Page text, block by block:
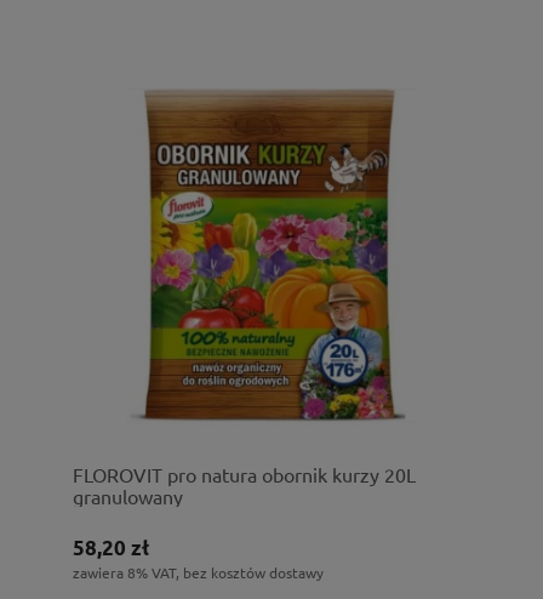
FLOROVIT pro natura obornik kurzy 20L
granulowany
58,20 zł
zawiera 8% VAT, bez kosztów dostawy